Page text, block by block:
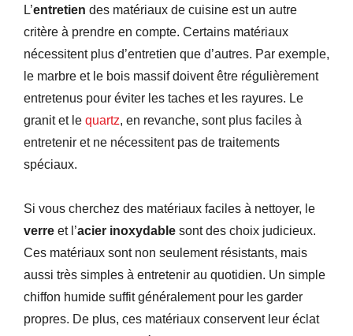
L’entretien des matériaux de cuisine est un autre
critère à prendre en compte. Certains matériaux
nécessitent plus d’entretien que d’autres. Par exemple,
le marbre et le bois massif doivent être régulièrement
entretenus pour éviter les taches et les rayures. Le
granit et le quartz, en revanche, sont plus faciles à
entretenir et ne nécessitent pas de traitements
spéciaux.
Si vous cherchez des matériaux faciles à nettoyer, le
verre et l’acier inoxydable sont des choix judicieux.
Ces matériaux sont non seulement résistants, mais
aussi très simples à entretenir au quotidien. Un simple
chiffon humide suffit généralement pour les garder
propres. De plus, ces matériaux conservent leur éclat